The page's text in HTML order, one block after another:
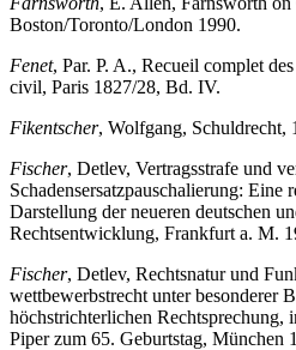
Boston/Toronto/London 1990.
Fenet, Par. P. A., Recueil complet
civil, Paris 1827/28, Bd. IV.
Fikentscher, Wolfgang,
Fischer, Detlev, Vertragsstrafe und
Schadensersatzpauschalierung: Eine
Darstellung der neueren deutschen
Rechtsentwicklung, Frankfurt a. M.
Fischer, Detlev, Rechtsnatur und
wettbewerbstrecht unter besonderer
höchstrichterlichen
Piper zum 65. Geburtstag, München